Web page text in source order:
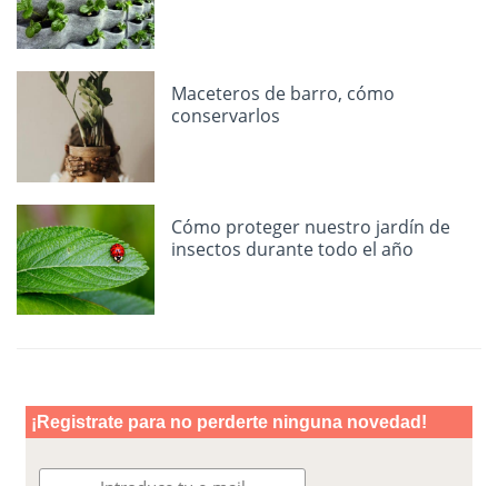
Maceteros de barro, cómo
conservarlos
Cómo proteger nuestro jardín de
insectos durante todo el año